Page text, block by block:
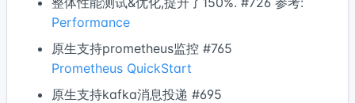
Performance
原生支持prometheus监控 #765
Prometheus QuickStart
原生支持kafka消息投递 #695